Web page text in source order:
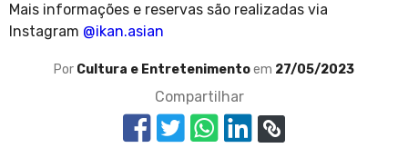
Mais informações e reservas são realizadas via
Instagram @ikan.asian
Por Cultura e Entretenimentoem 27/05/2023
Compartilhar